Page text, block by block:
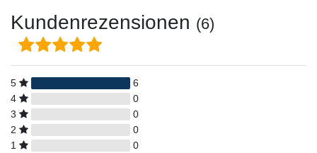
Kundenrezensionen (6)
5
6
4
0
3
0
2
0
1
0